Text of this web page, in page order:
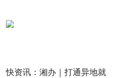
快资讯：湘办｜打通异地就